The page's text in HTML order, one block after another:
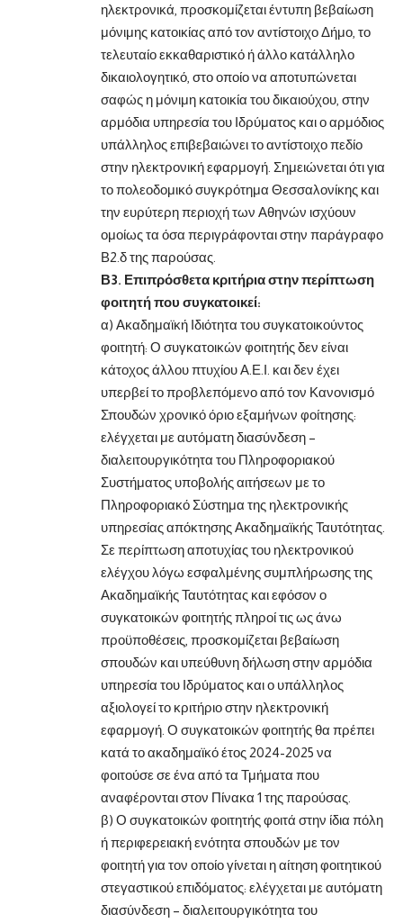
ηλεκτρονικά, προσκομίζεται έντυπη βεβαίωση
μόνιμης κατοικίας από τον αντίστοιχο Δήμο, το
τελευταίο εκκαθαριστικό ή άλλο κατάλληλο
δικαιολογητικό, στο οποίο να αποτυπώνεται
σαφώς η μόνιμη κατοικία του δικαιούχου, στην
αρμόδια υπηρεσία του Ιδρύματος και ο αρμόδιος
υπάλληλος επιβεβαιώνει το αντίστοιχο πεδίο
στην ηλεκτρονική εφαρμογή. Σημειώνεται ότι για
το πολεοδομικό συγκρότημα Θεσσαλονίκης και
την ευρύτερη περιοχή των Αθηνών ισχύουν
ομοίως τα όσα περιγράφονται στην παράγραφο
Β2.δ της παρούσας.
Β3. Επιπρόσθετα κριτήρια στην περίπτωση
φοιτητή που συγκατοικεί:
α) Ακαδημαϊκή Ιδιότητα του συγκατοικούντος
φοιτητή: Ο συγκατοικών φοιτητής δεν είναι
κάτοχος άλλου πτυχίου Α.Ε.Ι. και δεν έχει
υπερβεί το προβλεπόμενο από τον Κανονισμό
Σπουδών χρονικό όριο εξαμήνων φοίτησης:
ελέγχεται με αυτόματη διασύνδεση –
διαλειτουργικότητα του Πληροφοριακού
Συστήματος υποβολής αιτήσεων με το
Πληροφοριακό Σύστημα της ηλεκτρονικής
υπηρεσίας απόκτησης Ακαδημαϊκής Ταυτότητας.
Σε περίπτωση αποτυχίας του ηλεκτρονικού
ελέγχου λόγω εσφαλμένης συμπλήρωσης της
Ακαδημαϊκής Ταυτότητας και εφόσον ο
συγκατοικών φοιτητής πληροί τις ως άνω
προϋποθέσεις, προσκομίζεται βεβαίωση
σπουδών και υπεύθυνη δήλωση στην αρμόδια
υπηρεσία του Ιδρύματος και ο υπάλληλος
αξιολογεί το κριτήριο στην ηλεκτρονική
εφαρμογή. Ο συγκατοικών φοιτητής θα πρέπει
κατά το ακαδημαϊκό έτος 2024-2025 να
φοιτούσε σε ένα από τα Τμήματα που
αναφέρονται στον Πίνακα 1 της παρούσας.
β) Ο συγκατοικών φοιτητής φοιτά στην ίδια πόλη
ή περιφερειακή ενότητα σπουδών με τον
φοιτητή για τον οποίο γίνεται η αίτηση φοιτητικού
στεγαστικού επιδόματος: ελέγχεται με αυτόματη
διασύνδεση – διαλειτουργικότητα του